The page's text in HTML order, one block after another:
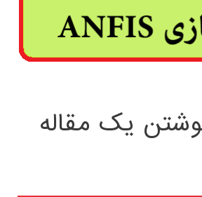
یک مقاله